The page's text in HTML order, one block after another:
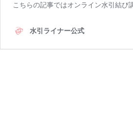
こちらの記事ではオンライン水引結
水引ライナー公式